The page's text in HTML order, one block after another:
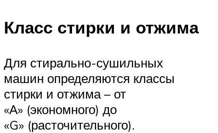
Класс стирки и отжима
Для стирально-​сушильных
машин определяются классы
стирки и отжима – от
«А» (экономного) до
«G» (расточительного).